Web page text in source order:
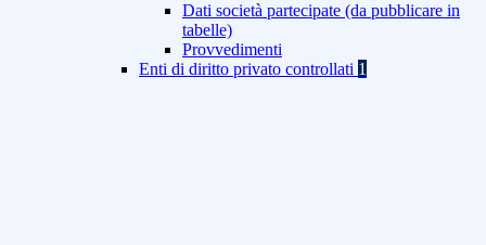
Dati società partecipate (da pubblicare in
tabelle)
Provvedimenti
Enti di diritto privato controllati 1